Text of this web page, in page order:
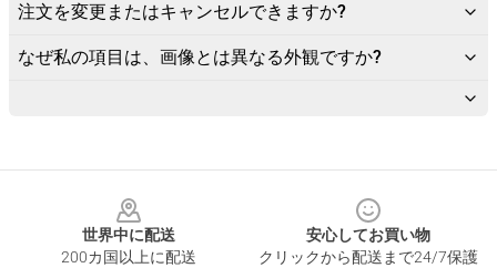
注文を変更またはキャンセルできますか?
なぜ私の項目は、画像とは異なる外観ですか?
世界中に配送
200カ国以上に配送
安心してお買い物
クリックから配送まで24/7保護